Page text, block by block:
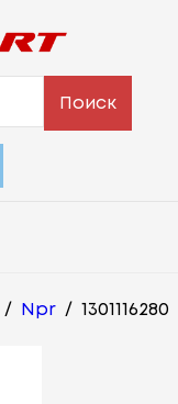
Поиск
/ Npr / 1301116280